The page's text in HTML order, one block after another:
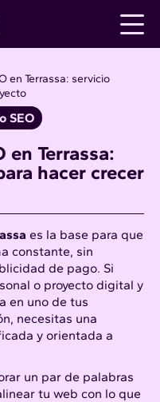
en Terrassa: servicio
SEO
en Terrassa:
hacer crecer
es la base para que
constante, sin
de pago. Si
o proyecto digital y
en uno de tus
necesitas una
y orientada a
un par de palabras
tu web con lo que